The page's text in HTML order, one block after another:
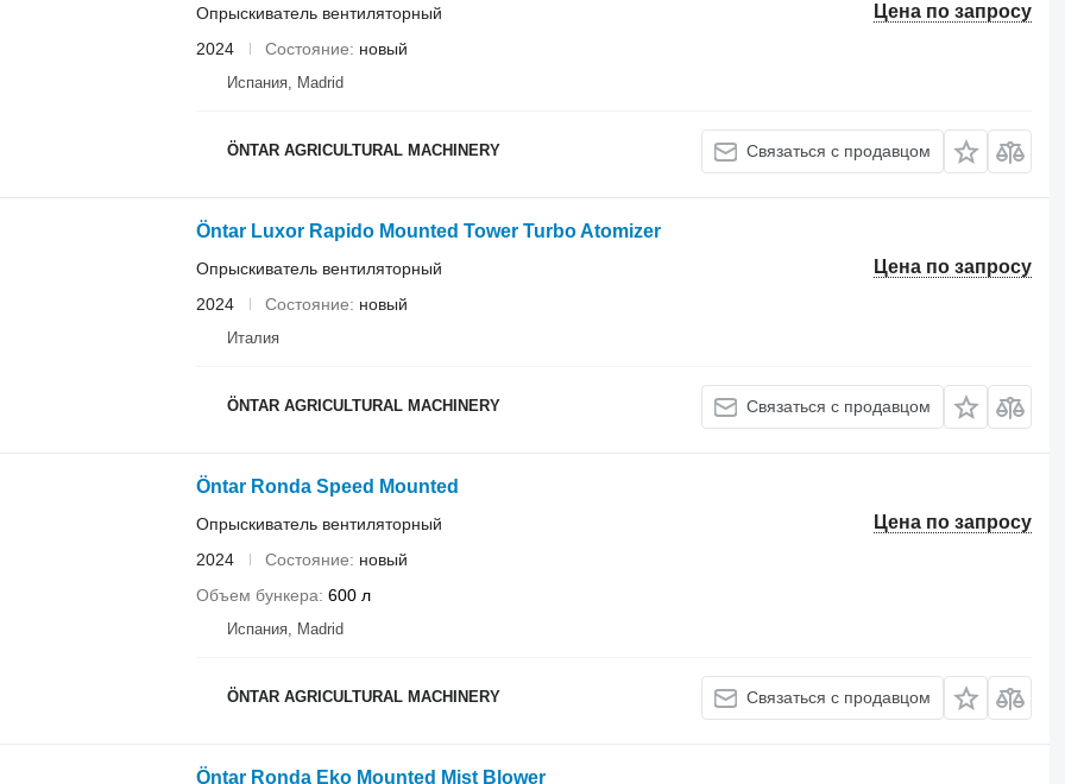
Цена по запросу
Опрыскиватель вентиляторный
2024
Состояние новый
Испания, Madrid
ÖNTAR AGRICULTURAL MACHINERY Связаться с продавцом
Öntar Luxor Rapido Mounted Tower Turbo Atomizer
Цена по запросу
Опрыскиватель вентиляторный
2024
Состояние новый
Италия
ÖNTAR AGRICULTURAL MACHINERY Связаться с продавцом
Öntar Ronda Speed ​​Mounted
Цена по запросу
Опрыскиватель вентиляторный
2024
Состояние
новый
Объем бункера 600 л
Испания, Madrid
ÖNTAR AGRICULTURAL MACHINERY Связаться с продавцом
Öntar Ronda Eko Mounted Mist Blower